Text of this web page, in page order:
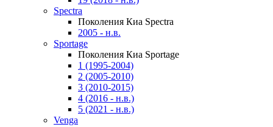
Spectra
Поколения Киа Spectra
2005 - н.в.
Sportage
Поколения Киа Sportage
1 (1995-2004)
2 (2005-2010)
3 (2010-2015)
4 (2016 - н.в.)
5 (2021 - н.в.)
Venga